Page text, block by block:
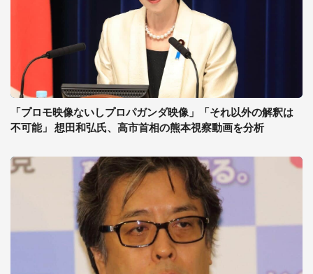
「プロモ映像ないしプロパガンダ映像」「それ以外の解釈は
不可能」 想田和弘氏、高市首相の熊本視察動画を分析